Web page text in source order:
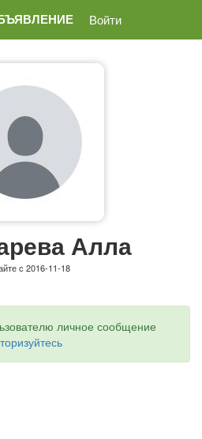
Войти
Алла
с 2016-11-18
личное сообщение